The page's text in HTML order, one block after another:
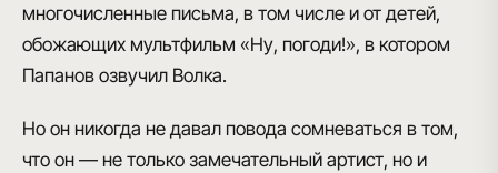
многочисленные письма, в том числе и от детей,
обожающих мультфильм «Ну, погоди!», в котором
Папанов озвучил Волка.
Но он никогда не давал повода сомневаться в том,
что он — не только замечательный артист, но и